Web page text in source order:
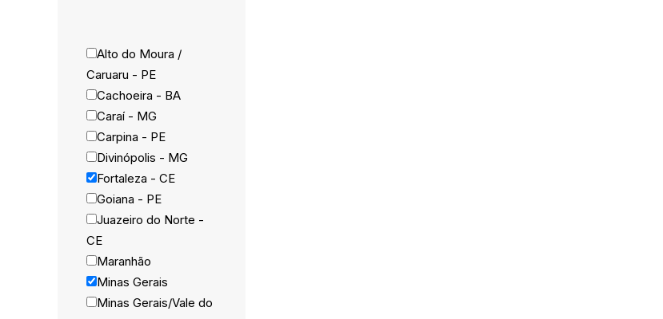
Alto do Moura /
Caruaru - PE
Cachoeira - BA
Caraí - MG
Carpina - PE
Divinópolis - MG
Fortaleza - CE
Goiana - PE
Juazeiro do Norte -
CE
Maranhão
Minas Gerais
Minas Gerais/Vale do